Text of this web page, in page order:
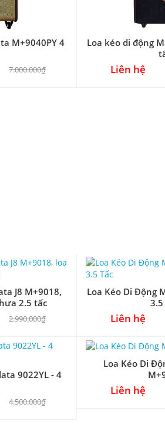
M+9040PY 4
7.000.000₫
Loa kéo di động
Liên hệ
J8 M+9018,
2.5 tấc
2.990.000₫
Loa Kéo Di Động
Loa Kéo Di Động
3.5
Liên hệ
9022YL - 4 Tấc
9022YL - 4
4.500.000₫
Loa Kéo Di
Liên hệ